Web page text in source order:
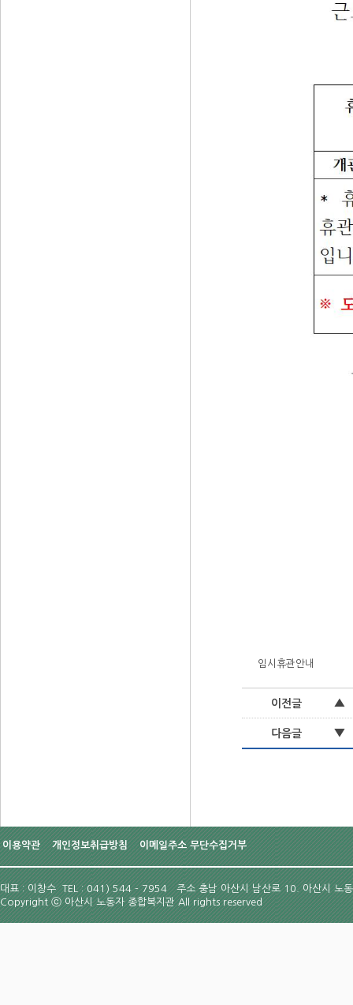
임시휴관안내
이전글 ▲
다음글 ▼
이용약관 개인정보취급방침 이메일주소 무단수집거부
대표 : 이창수 TEL : 041) 544 - 7954주소 충남 아산시 남산로 10. 아산시 노
Copyrightⓒ아산시 노동자 종합복지관 All rights reserved